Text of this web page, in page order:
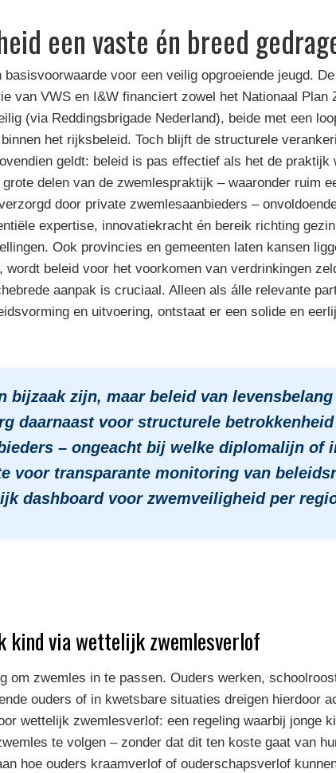
een vaste én breed
voor een veilig opgroeiende jeugd.
van VWS en I&W financiert zowel het Nationaal Plan
(via Reddingsbrigade Nederland), beide met een
het rijksbeleid. Toch blijft de structurele
geldt: beleid is pas effectief als het de
delen van de zwemlespraktijk – waaronder ruim
door private zwemlesaanbieders –
expertise, innovatiekracht én bereik richting
Ook provincies en gemeenten laten kansen
beleid voor het voorkomen van verdrinkingen
aanpak is cruciaal. Alleen als álle relevante
en uitvoering, ontstaat er een solide en
bijzaak zijn, maar beleid van
daarnaast voor structurele
– ongeacht bij welke diplomalijn of
voor transparante monitoring van
dashboard voor zwemveiligheid per
kind via wettelijk zwemlesverlof
om zwemles in te passen. Ouders werken,
ouders of in kwetsbare situaties dreigen hierdoor
wettelijk zwemlesverlof: een regeling waarbij jonge
te volgen – zonder dat dit ten koste gaat van
hoe ouders kraamverlof of ouderschapsverlof